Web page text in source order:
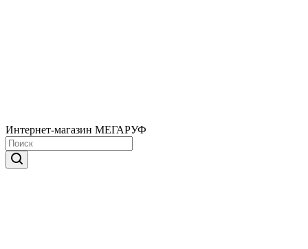
Интернет-магазин МЕГАРУФ